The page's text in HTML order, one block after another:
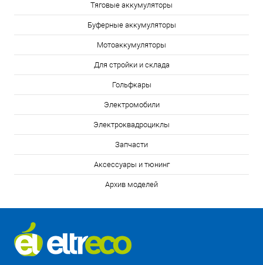
Тяговые аккумуляторы
Буферные аккумуляторы
Мотоаккумуляторы
Для стройки и склада
Гольфкары
Электромобили
Электроквадроциклы
Запчасти
Аксессуары и тюнинг
Архив моделей